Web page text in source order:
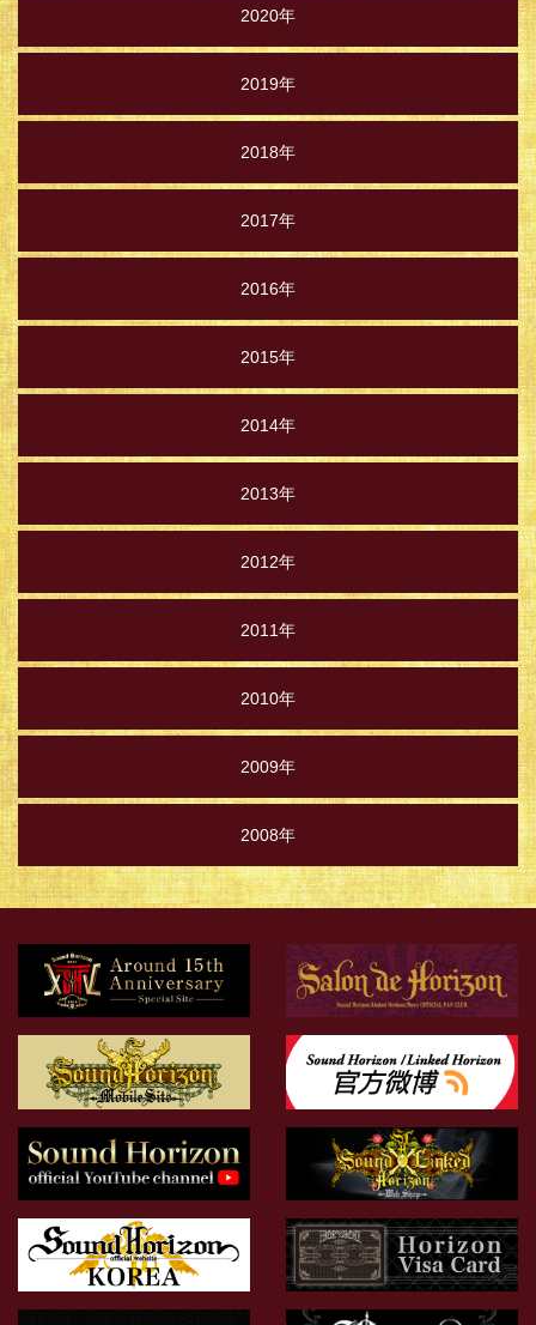
2020年
2019年
2018年
2017年
2016年
2015年
2014年
2013年
2012年
2011年
2010年
2009年
2008年